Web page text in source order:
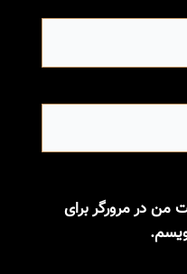
من در مرورگر برای